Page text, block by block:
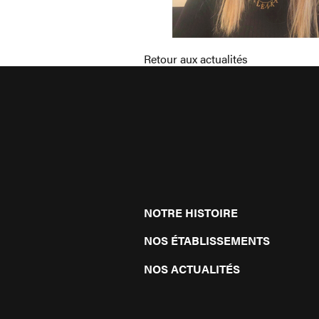
Retour aux actualités
NOTRE HISTOIRE
NOS ÉTABLISSEMENTS
NOS ACTUALITÉS